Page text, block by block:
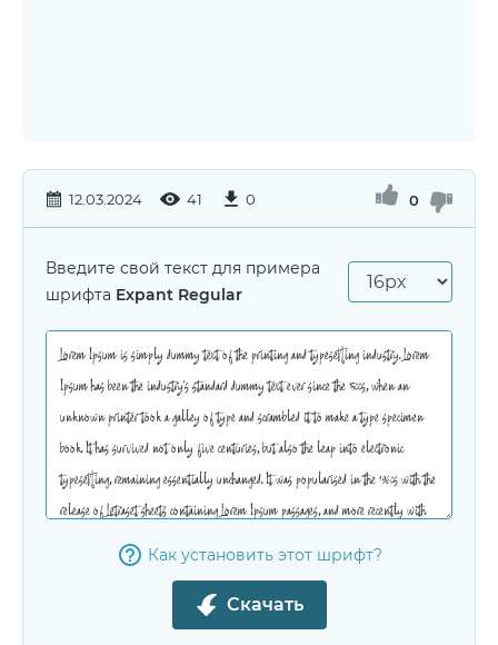
12.03.2024 41 0 0
Введите свой текст для примера
шрифта Expant Regular
Как установить этот шрифт?
Скачать